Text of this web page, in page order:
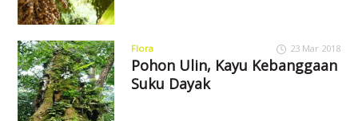
Flora 23 Mar 2018
Pohon Ulin, Kayu Kebanggaan
Suku Dayak